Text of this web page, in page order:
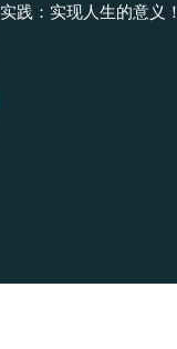
实践：实现人生的意义！